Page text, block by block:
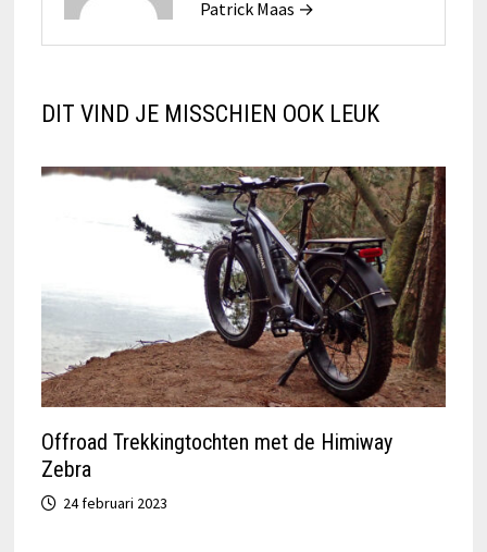
Patrick Maas →
DIT VIND JE MISSCHIEN OOK LEUK
Offroad Trekkingtochten met de Himiway
Zebra
24 februari 2023